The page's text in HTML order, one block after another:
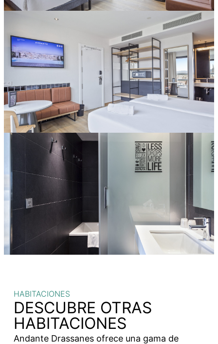
HABITACIONES
DESCUBRE OTRAS
HABITACIONES
Andante Drassanes ofrece una gama de